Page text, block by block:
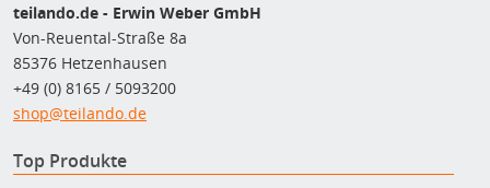
teilando.de - Erwin Weber GmbH
Von-Reuental-Straße 8a
85376 Hetzenhausen
+49 (0) 8165 / 5093200
shop@teilando.de
Top Produkte